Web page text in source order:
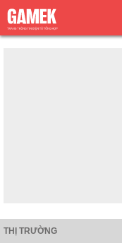
THỊ TRƯỜNG